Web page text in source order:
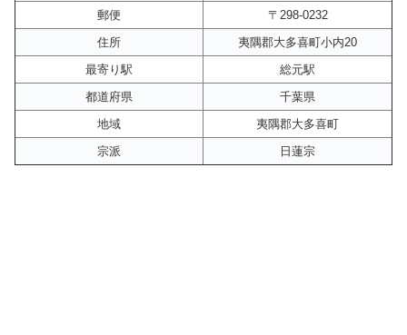
郵便
〒298-0232
住所
夷隅郡大多喜町小内20
最寄り駅
総元駅
都道府県
千葉県
地域
夷隅郡大多喜町
宗派
日蓮宗